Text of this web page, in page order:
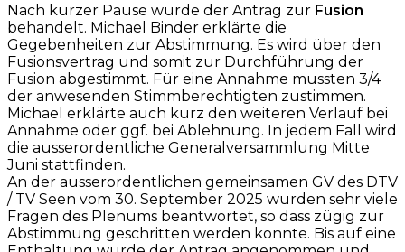
Nach kurzer Pause wurde der Antrag zur Fusion
behandelt. Michael Binder erklärte die
Gegebenheiten zur Abstimmung. Es wird über den
Fusionsvertrag und somit zur Durchführung der
Fusion abgestimmt. Für eine Annahme mussten 3/4
der anwesenden Stimmberechtigten zustimmen.
Michael erklärte auch kurz den weiteren Verlauf bei
Annahme oder ggf. bei Ablehnung. In jedem Fall wird
die ausserordentliche Generalversammlung Mitte
Juni stattfinden.
An der ausserordentlichen gemeinsamen GV des DTV
/ TV Seen vom 30. September 2025 wurden sehr viele
Fragen des Plenums beantwortet, so dass zügig zur
Abstimmung geschritten werden konnte. Bis auf eine